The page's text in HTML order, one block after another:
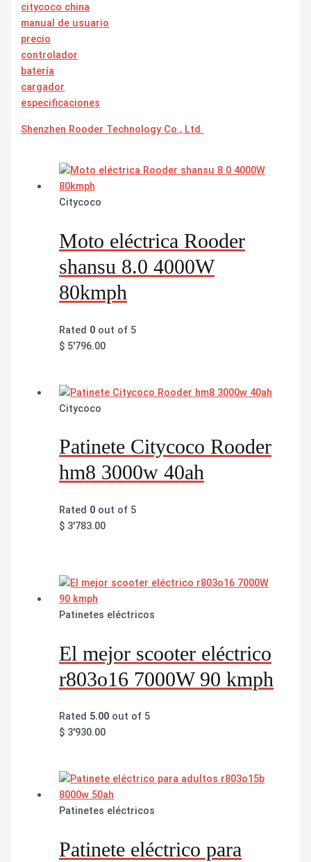
citycoco china
manual de usuario
precio
controlador
batería
cargador
especificaciones
Shenzhen Rooder Technology Co., Ltd.
Citycoco
Moto eléctrica Rooder
shansu 8.0 4000W
80kmph
Rated 0 out of 5
$ 5'796.00
Citycoco
Patinete Citycoco Rooder
hm8 3000w 40ah
Rated 0 out of 5
$ 3'783.00
Patinetes eléctricos
El mejor scooter eléctrico
r803o16 7000W 90 kmph
Rated 5.00 out of 5
$ 3'930.00
Patinetes eléctricos
Patinete eléctrico para